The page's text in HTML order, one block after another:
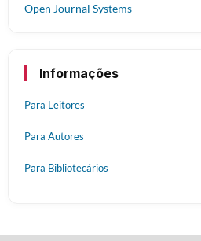
Open Journal Systems
Informações
Para Leitores
Para Autores
Para Bibliotecários